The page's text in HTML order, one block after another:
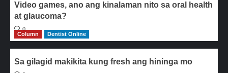
Video games, ano ang kinalaman nito sa oral health
at glaucoma?
0
Column
Dentist Online
Sa gilagid makikita kung fresh ang hininga mo